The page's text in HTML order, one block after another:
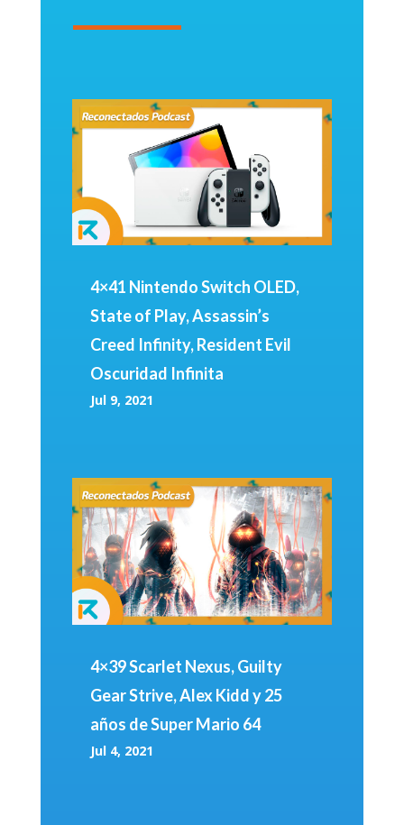
4×41 Nintendo Switch OLED,
State of Play, Assassin’s
Creed Infinity, Resident Evil
Oscuridad Infinita
Jul 9, 2021
4×39 Scarlet Nexus, Guilty
Gear Strive, Alex Kidd y 25
años de Super Mario 64
Jul 4, 2021